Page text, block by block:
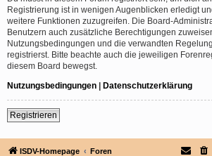
Registrierung ist in wenigen Augenblicken erledigt
weitere Funktionen zuzugreifen. Die Board-
Benutzern auch zusätzliche Berechtigungen
Nutzungsbedingungen und die verwandten
registrierst. Bitte beachte auch die jeweiligen
diesem Board bewegst.
Nutzungsbedingungen | Datenschutzerklärung
Registrieren
ISDV-Homepage Foren